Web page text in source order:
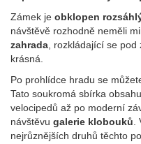
Zámek je obklopen
návštěvě rozhodně neměli
zahrada , rozkládající se
krásná.
Po prohlídce hradu se
Tato soukromá sbírka
velocipedů až po moderní
návštěvu galerie klobouků
nejrůznějších druhů těchto